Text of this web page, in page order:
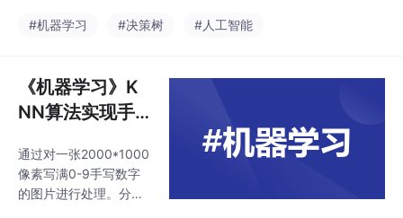
和贝叶斯滤波等。朴素
过滤；贝叶斯网络用于
建模变
分为更纯的子集，构建
特征或属性的测试，每
个分支代表一个可能的
测试结果，而每个叶节
类任务）或一个值（回
归任务）。决策树通过
对训练样本的学习，并
#机器学习 #决策树 #人工智能
《机器学习》K
NN算法实现手
通过对一张2000*1000
像素写满0-9手写数字
的图片进行处理。分割